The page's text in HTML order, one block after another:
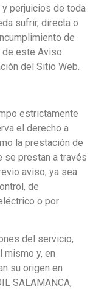
perjuicios de toda
sufrir, directa o
de
de este Aviso
del Sitio Web.
estrictamente
el derecho a
la prestación de
se prestan a través
aviso, ya sea
de
o por
del servicio,
mismo y, en
su origen en
SALAMANCA,